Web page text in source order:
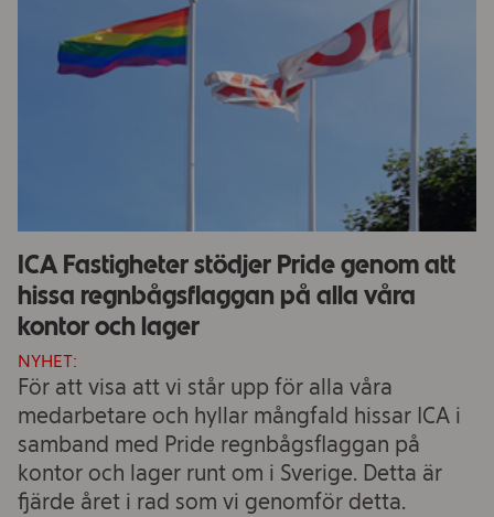
ICA Fastigheter stödjer Pride genom att
hissa regnbågsflaggan på alla våra
kontor och lager
NYHET:
För att visa att vi står upp för alla våra
medarbetare och hyllar mångfald hissar ICA i
samband med Pride regnbågsflaggan på
kontor och lager runt om i Sverige. Detta är
fjärde året i rad som vi genomför detta.